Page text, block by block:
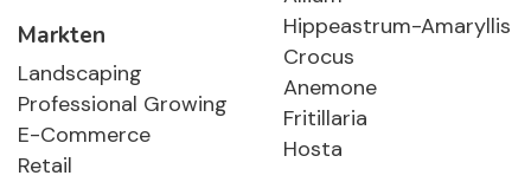
Markten
Landscaping
Professional Growing
E-Commerce
Retail
Hippeastrum-Amaryllis
Crocus
Anemone
Fritillaria
Hosta